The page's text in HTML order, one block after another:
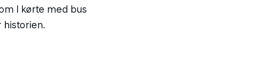
I kørte med bus
historien.